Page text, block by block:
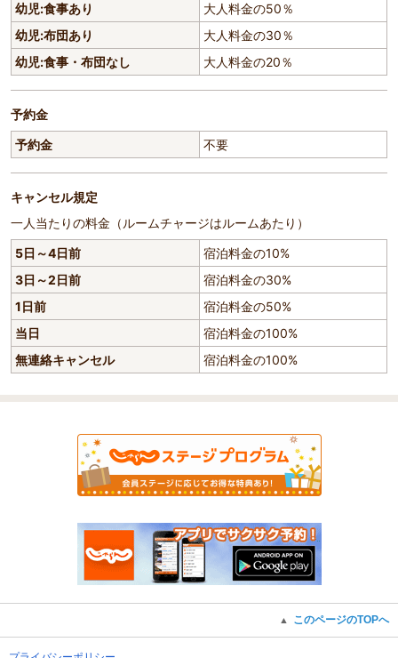
幼児:食事あり
大人料金の50％
幼児:布団あり
大人料金の30％
幼児:食事・布団なし
大人料金の20％
予約金
予約金
不要
キャンセル規定
一人当たりの料金（ルームチャージはルームあたり）
5日～4日前
宿泊料金の10%
3日～2日前
宿泊料金の30%
1日前
宿泊料金の50%
当日
宿泊料金の100%
無連絡キャンセル
宿泊料金の100%
▲ このページのTOPへ